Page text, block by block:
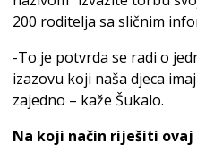
200 roditelja sa sličnim
-To je potvrda se radi o
izazovu koji naša djeca
zajedno – kaže Šukalo.
Na koji način riješiti ovaj